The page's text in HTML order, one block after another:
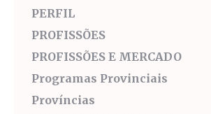
PERFIL
PROFISSÕES
PROFISSÕES E MERCADO
Programas Provinciais
Províncias